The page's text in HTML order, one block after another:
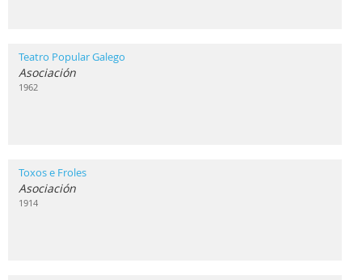
Teatro Popular Galego
Asociación
1962
Toxos e Froles
Asociación
1914